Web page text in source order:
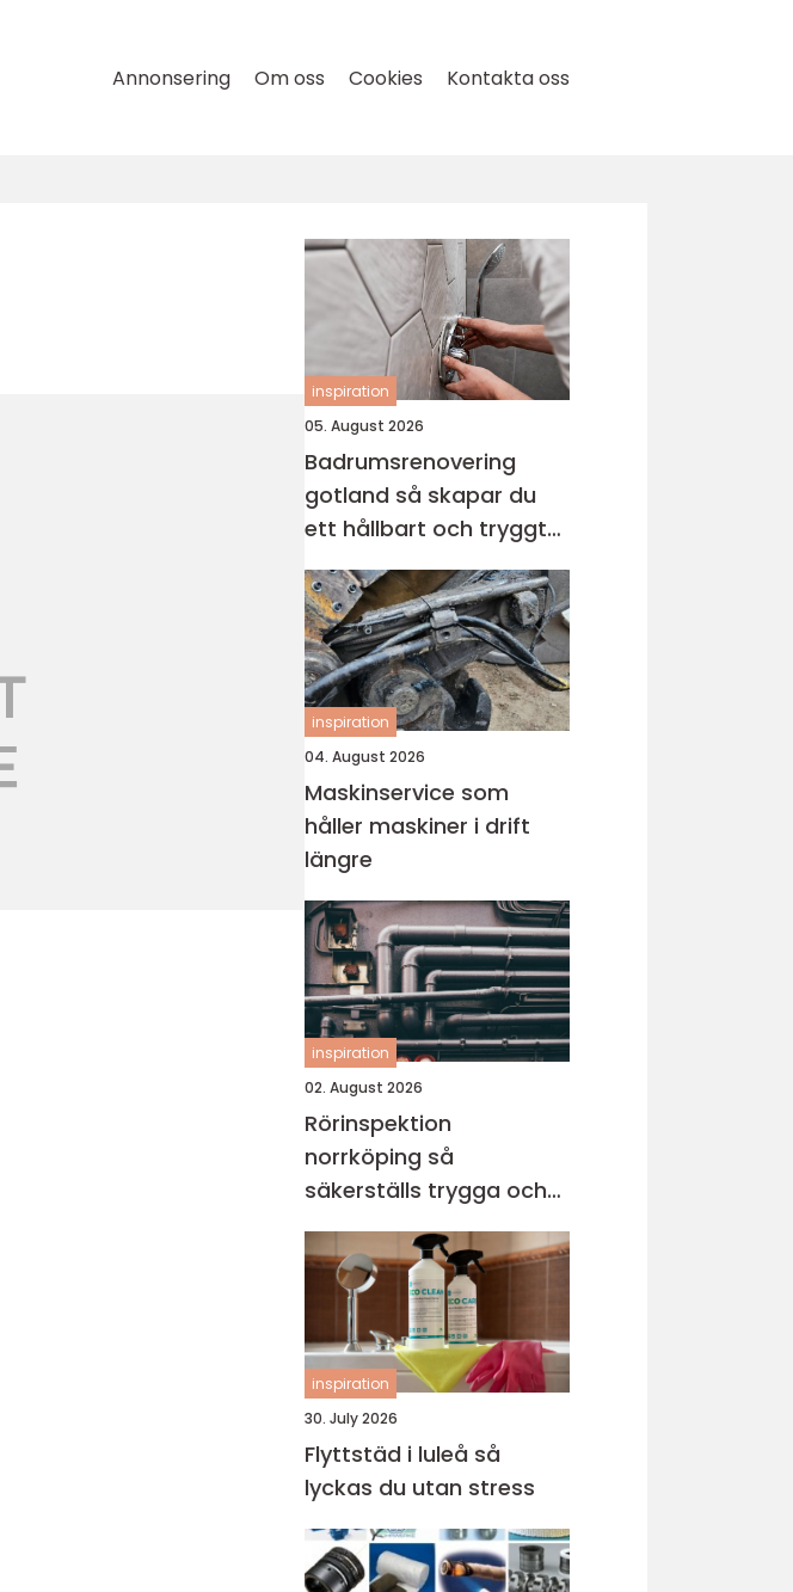
Annonsering Om oss Cookies Kontakta oss
inspiration
05. August 2026
Badrumsrenovering
gotland så skapar du
ett hållbart och tryggt
badrum
inspiration
04. August 2026
Maskinservice som
håller maskiner i drift
längre
inspiration
02. August 2026
Rörinspektion
norrköping så
säkerställs trygga och
hållbara avloppssystem
inspiration
30. July 2026
Flyttstäd i luleå så
lyckas du utan stress